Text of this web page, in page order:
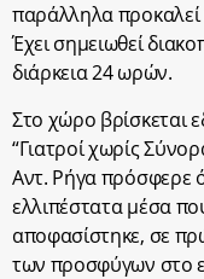
παράλληλα προκαλεί
Έχει σημειωθεί
διάρκεια 24 ωρών.
Στο χώρο βρίσκεται
“Γιατροί χωρίς
Αντ. Ρήγα πρόσφερε
ελλιπέστατα μέσα
αποφασίστηκε, σε
των προσφύγων στο